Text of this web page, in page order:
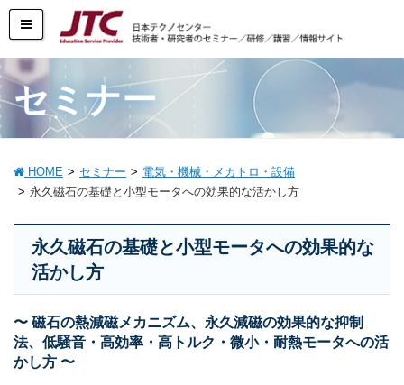
セミナー
HOME セミナー
電気・機械・メカトロ・設備
永久磁石の基礎と小型モータへの効果的な活かし方
永久磁石の基礎と小型モータへの効果的な
活かし方
〜 磁石の熱減磁メカニズム、永久減磁の効果的な抑制
法、低騒音・高効率・高トルク・微小・耐熱モータへの活
かし方 〜